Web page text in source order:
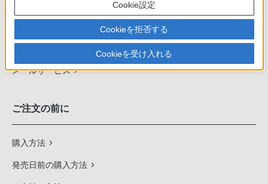
ソニーストアの特典・サービス
（長期保証、下取サービス、設置・設定サービスなど）
定期クーポンのプレゼントについて
メールサービス
ご注文の前に
購入方法
発売日前の購入方法
Cookie設定
Cookieを拒否する
Cookieを受け入れる